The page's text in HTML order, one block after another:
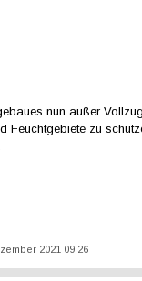
nun außer
Feuchtgebiete zu
2021 09:26